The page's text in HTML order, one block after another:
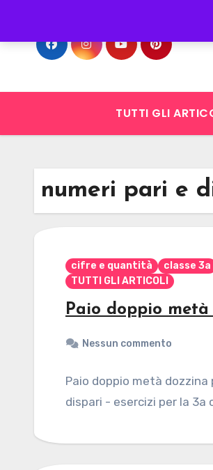
content
TUTTI GLI
numeri pari e
cifre e quantità classe 3a
TUTTI GLI ARTICOLI
Paio doppio
Nessun commento
Paio doppio metà dozzina
dispari - esercizi per la 3a